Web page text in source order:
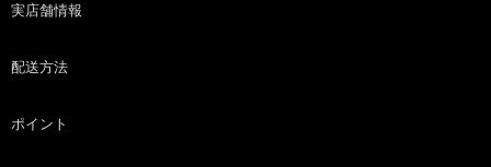
実店舗情報
配送方法
ポイント